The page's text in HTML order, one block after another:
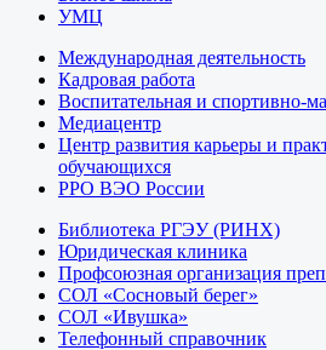
УМЦ
Международная деятельность
Кадровая работа
Воспитательная и спортивно-
Медиацентр
Центр развития карьеры и
обучающихся
РРО ВЭО России
Библиотека РГЭУ (РИНХ)
Юридическая клиника
Профсоюзная организация
СОЛ «Сосновый берег»
СОЛ «Ивушка»
Телефонный справочник